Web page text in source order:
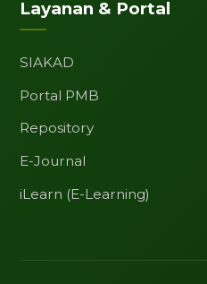
Layanan & Portal
SIAKAD
Portal PMB
Repository
E-Journal
iLearn (E-Learning)